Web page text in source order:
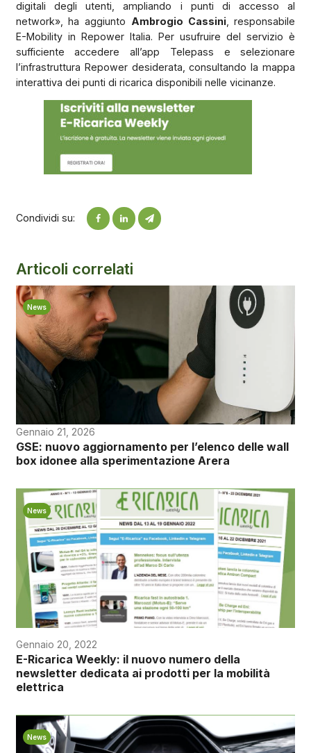
digitali degli utenti, ampliando i punti di accesso al
network», ha aggiunto Ambrogio Cassini, responsabile
E-Mobility in Repower Italia. Per usufruire del servizio è
sufficiente accedere all’app Telepass e selezionare
l’infrastruttura Repower desiderata, consultando la mappa
interattiva dei punti di ricarica disponibili nelle vicinanze.
Condividi su:
Articoli correlati
News
Gennaio 21, 2026
GSE: nuovo aggiornamento per l’elenco delle wall
box idonee alla sperimentazione Arera
News
Gennaio 20, 2022
E-Ricarica Weekly: il nuovo numero della
newsletter dedicata ai prodotti per la mobilità
elettrica
News